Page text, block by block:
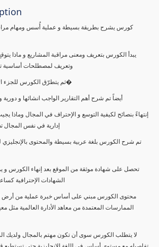
كورس يشرح بطريقة بسيطة و عملية أُسس ومهام
يبدأ الكورس بتعريف ومعنى مراقبة المشاريع و ماذا
وتعريف لمصطلحات
ثم يتطرّق الكورس للجزء الأساسي و هوا شرح لمها�
أيضاً تم شرح أهم التقارير الواجب انشائها و
إنتهاءً بنصائح لكيفية التوسع و الإحتراف في المجال وماذا
إدارية في نفس المجال
تم شرح الكورس بلغة عربية بسيطة والمحتوى
تحصل على شهادة موثقة من الموقع بعد إنهاء الكورس و
الشهادات الإحترافية
محتوى الكورس مبني على أساس خبرة عملية من أرض
الممارسات المعتمدة من معاهد الأدارة العالمية مثل
لا يتطلب الكورس سوى أن تكون مهتم بالمجال ولديك